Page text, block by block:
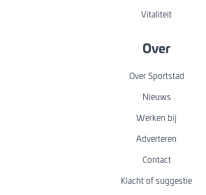
Vitaliteit
Over
Over Sportstad
Nieuws
Werken bij
Adverteren
Contact
Klacht of suggestie